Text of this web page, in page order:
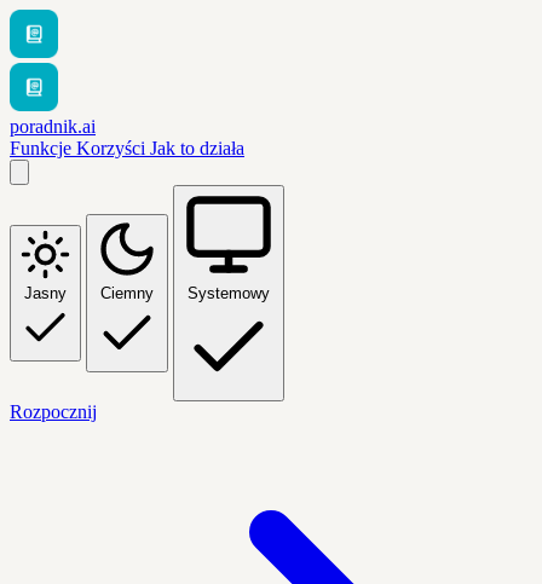
poradnik.ai
Funkcje Korzyści Jak to działa
Jasny Ciemny Systemowy
Rozpocznij